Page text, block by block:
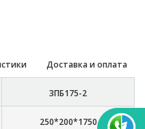
Доставка и оплата
3ПБ175-2
250*200*1750